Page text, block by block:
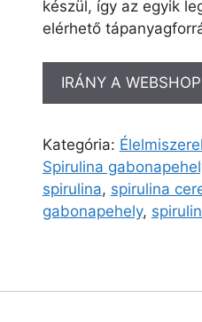
készül, így az egyik
elérhető
IRÁNY A WEBSHOP
Kategória:
Spirulina
spirulina, spirulina
gabonapehely,